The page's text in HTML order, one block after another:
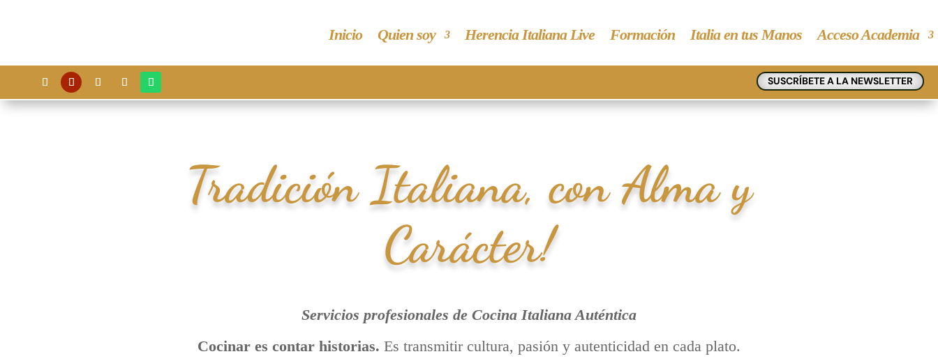
Inicio Quien soy Herencia Italiana Live Formación Italia en tus Manos Acceso Academia
SUSCRÍBETE A LA NEWSLETTER
Tradición Italiana, con Alma y
Carácter!
Servicios profesionales de Cocina Italiana Auténtica
Cocinar es contar historias. Es transmitir cultura, pasión y autenticidad en cada plato.